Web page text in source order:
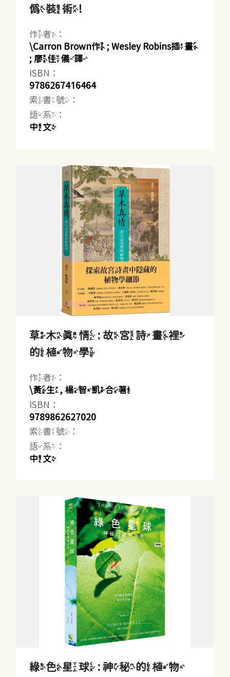
偽裝術!
作者：
\Carron Brown作 ; Wesley Robins插畫
; 廖佳儀譯
ISBN：
9786267416464
索書號：
語系：
中文
草木真情 : 故宮詩畫裡
的植物學
作者：
\黃生, 楊智凱合著
ISBN：
9789862627020
索書號：
語系：
中文
綠色星球 : 神秘的植物